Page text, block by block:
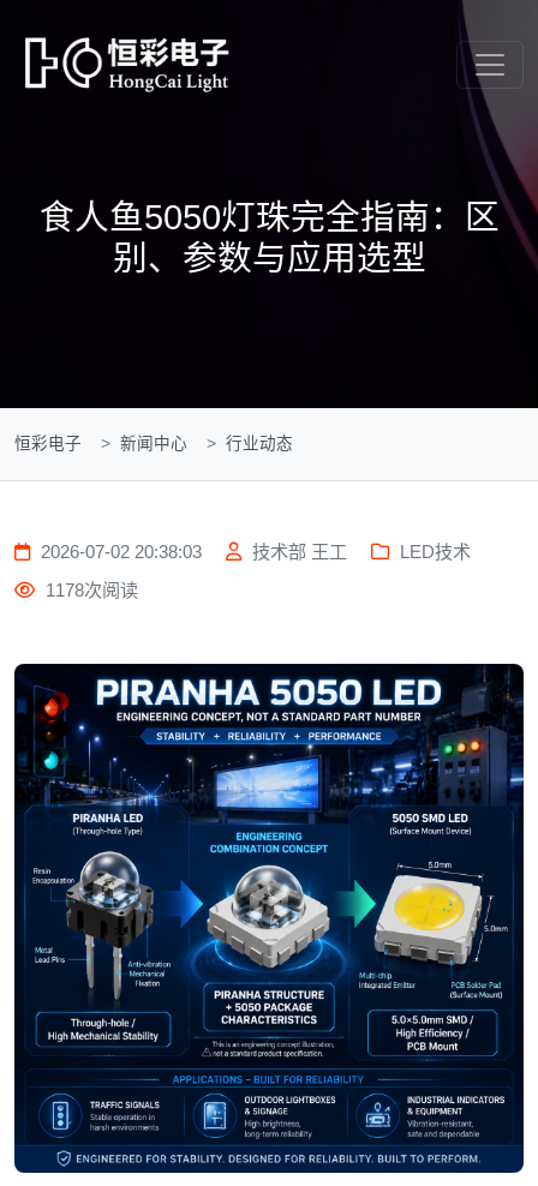
食人鱼5050灯珠完全指南：区
别、参数与应用选型
恒彩电子 新闻中心 行业动态
2026-07-02 20:38:03 技术部 王工
LED技术
1178次阅读